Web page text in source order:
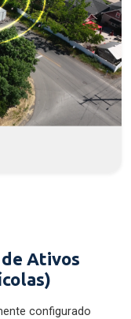
Ativos
configurado